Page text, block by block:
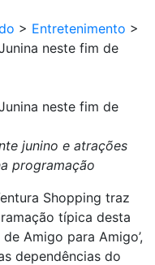
> Entretenimento >
neste fim de
neste fim de
junino e atrações
programação
Shopping traz
típica desta
Amigo para Amigo’,
dependências do